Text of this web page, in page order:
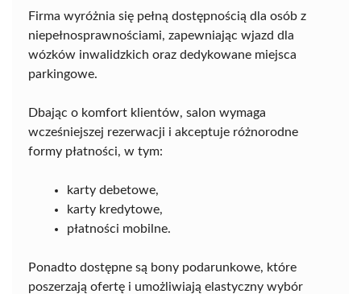
Firma wyróżnia się pełną dostępnością dla osób z
niepełnosprawnościami, zapewniając wjazd dla
wózków inwalidzkich oraz dedykowane miejsca
parkingowe.
Dbając o komfort klientów, salon wymaga
wcześniejszej rezerwacji i akceptuje różnorodne
formy płatności, w tym:
karty debetowe,
karty kredytowe,
płatności mobilne.
Ponadto dostępne są bony podarunkowe, które
poszerzają ofertę i umożliwiają elastyczny wybór